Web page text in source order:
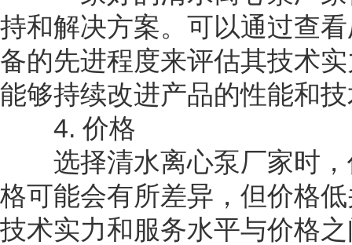
持和解决方案。可以通过查
备的先进程度来评估其技术
能够持续改进产品的性能和
4. 价格
选择清水离心泵厂家时，
格可能会有所差异，但价格
技术实力和服务水平与价格